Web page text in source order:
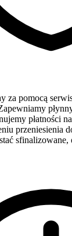
za pomocą
płatności
przeniesienia